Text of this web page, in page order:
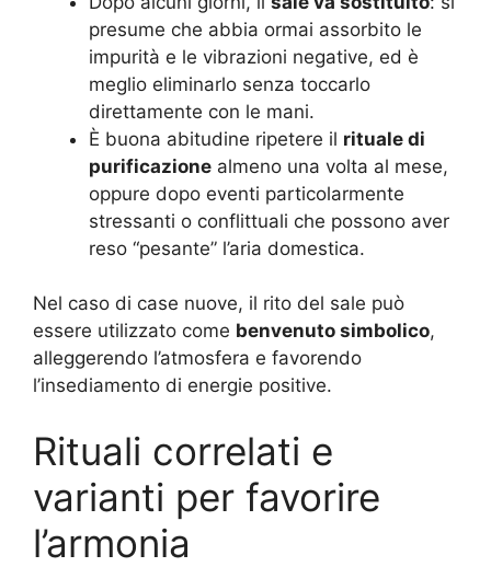
presume che abbia ormai assorbito le
impurità e le vibrazioni negative, ed è
meglio eliminarlo senza toccarlo
direttamente con le mani.
È buona abitudine ripetere il rituale di
purificazione almeno una volta al mese,
oppure dopo eventi particolarmente
stressanti o conflittuali che possono aver
reso “pesante” l’aria domestica.
Nel caso di case nuove, il rito del sale può
essere utilizzato come benvenuto simbolico,
alleggerendo l’atmosfera e favorendo
l’insediamento di energie positive.
Rituali correlati e
varianti per favorire
l’armonia